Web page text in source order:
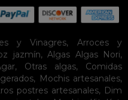
y Vinagres, Arroces y
jazmín, Algas Algas Nori,
, Otras algas, Comidas
, Mochis artesanales,
postres artesanales, Dim